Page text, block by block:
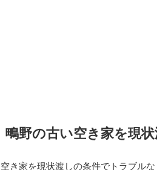
鴫野の古い空き家を現
空き家を現状渡しの条件でトラブル